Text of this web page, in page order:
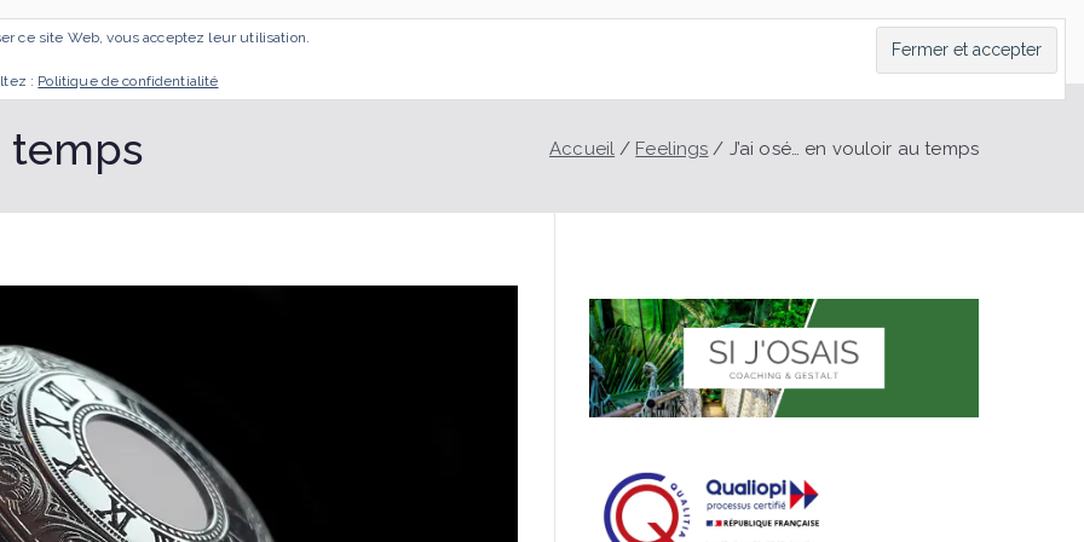
ACCUEILMES ACCOMPAGNEMENTS
temps Accueil Feelings J’ai osé… en vouloir au temps
ce site Web, vous acceptez leur utilisation.
: Politique de confidentialité